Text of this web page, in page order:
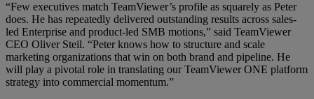
“Few executives match TeamViewer’s profile as squarely as Peter
does. He has repeatedly delivered outstanding results across sales-
led Enterprise and product-led SMB motions,” said TeamViewer
CEO Oliver Steil. “Peter knows how to structure and scale
marketing organizations that win on both brand and pipeline. He
will play a pivotal role in translating our TeamViewer ONE platform
strategy into commercial momentum.”